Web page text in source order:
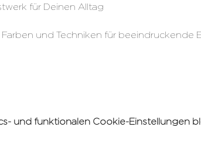
für Deinen Alltag
und Techniken für beeindruckende
und funktionalen Cookie-Einstellungen